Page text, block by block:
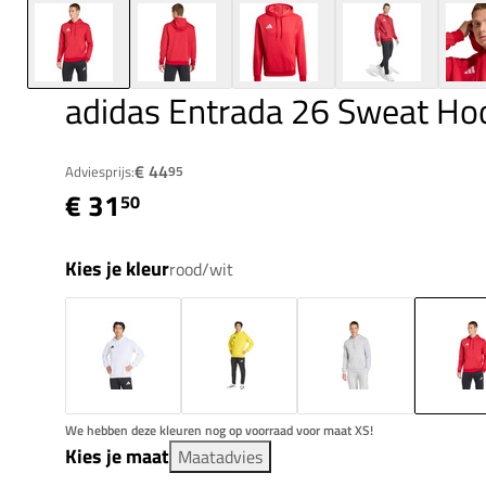
adidas Entrada 26 Sweat
Adviesprijs:€ 4495
€ 3150
Kies je kleurrood/wit
We hebben deze kleuren nog op voorraad voor maat XS!
Kies je maat Maatadvies